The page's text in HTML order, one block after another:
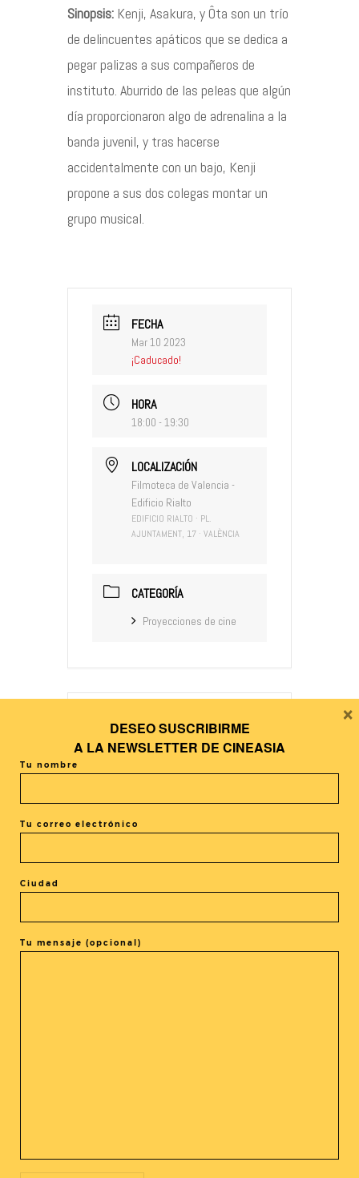
Sinopsis: Kenji, Asakura, y Ôta son un trío
de delincuentes apáticos que se dedica a
pegar palizas a sus compañeros de
instituto. Aburrido de las peleas que algún
día proporcionaron algo de adrenalina a la
banda juvenil, y tras hacerse
accidentalmente con un bajo, Kenji
propone a sus dos colegas montar un
grupo musical.
FECHA
Mar 10 2023
¡Caducado!
HORA
18:00 - 19:30
LOCALIZACIÓN
Filmoteca de Valencia -
Edificio Rialto
EDIFICIO RIALTO · PL.
AJUNTAMENT, 17 · VALÈNCIA
CATEGORÍA
Proyecciones de cine
El evento está terminado.
DESEO SUSCRIBIRME
A LA NEWSLETTER DE CINEASIA
Tu nombre
Tu correo electrónico
Ciudad
Tu mensaje (opcional)
×